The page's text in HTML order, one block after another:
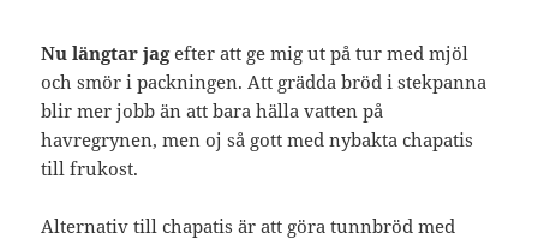
Nu längtar jagefter att ge mig ut på tur med mjöl
och smör i packningen. Att grädda bröd i stekpanna
blir mer jobb än att bara hälla vatten på
havregrynen, men oj så gott med nybakta chapatis
till frukost.
Alternativ till chapatis är att göra tunnbröd med